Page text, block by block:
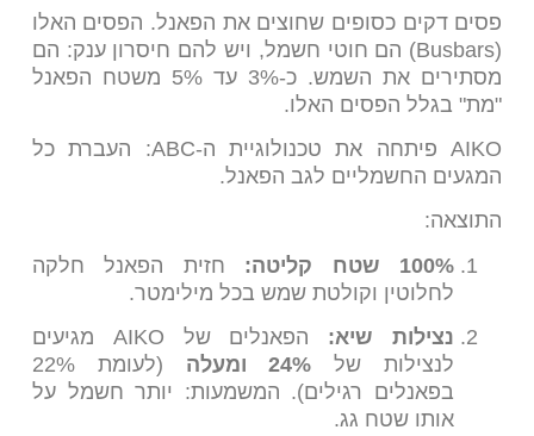
פסים דקים כסופים שחוצים את הפאנל. הפסים האלו
(Busbars) הם חוטי חשמל, ויש להם חיסרון ענק: הם
מסתירים את השמש. כ-3% עד 5% משטח הפאנל
"מת" בגלל הפסים האלו.
AIKO פיתחה את טכנולוגיית ה-ABC: העברת כל
המגעים החשמליים לגב הפאנל.
התוצאה:
100% שטח קליטה:
חזית הפאנל חלקה
לחלוטין וקולטת שמש בכל מילימטר.
נצילות שיא:
הפאנלים של AIKO מגיעים
לנצילות של
24% ומעלה
(לעומת 22%
בפאנלים רגילים). המשמעות: יותר חשמל על
אותו שטח גג.